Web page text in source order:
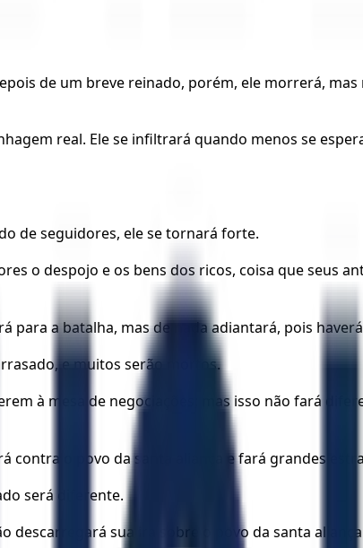
de um breve reinado, porém, ele morrerá,
real. Ele se infiltrará quando menos se
de seguidores, ele se tornará forte.
o despojo e os bens dos ricos, coisa que seus
para a batalha, mas de nada adiantará, pois
e muitos serão mortos.
à mesa de negociações; mas isso não fará
contra o povo da santa aliança e fará grandes
será diferente.
descarregará sua ira sobre o povo da santa